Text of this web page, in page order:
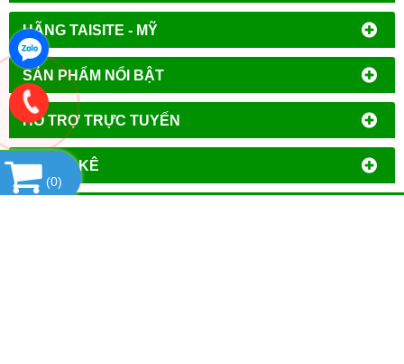
HÃNG TAISITE - MỸ
SẢN PHẨM NỔI BẬT
HỔ TRỢ TRỰC TUYẾN
THỐNG KÊ
(0)